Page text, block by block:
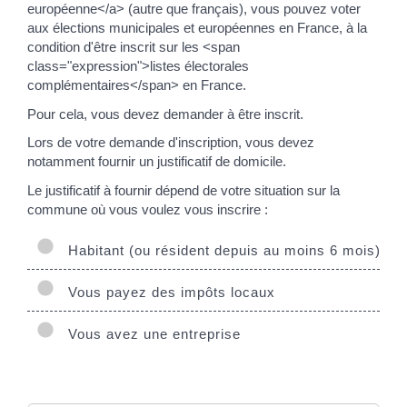
européenne</a> (autre que français), vous pouvez voter
aux élections municipales et européennes en France, à la
condition d'être inscrit sur les <span
class="expression">listes électorales
complémentaires</span> en France.
Pour cela, vous devez demander à être inscrit.
Lors de votre demande d'inscription, vous devez
notamment fournir un justificatif de domicile.
Le justificatif à fournir dépend de votre situation sur la
commune où vous voulez vous inscrire :
Habitant (ou résident depuis au moins 6 mois)
Vous payez des impôts locaux
Vous avez une entreprise